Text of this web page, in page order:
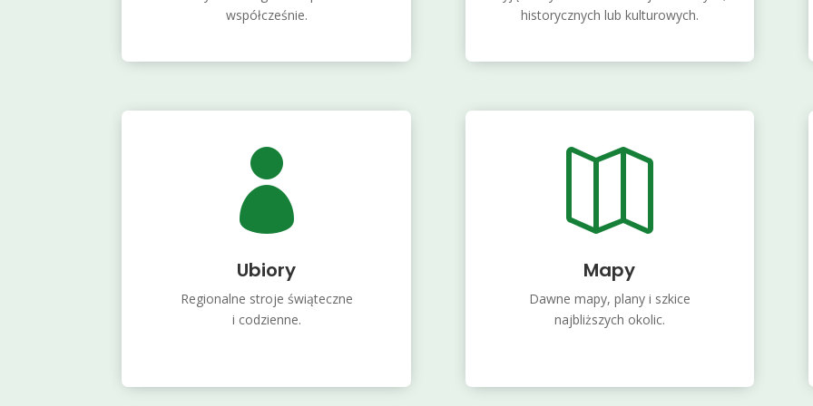
współcześnie.
historycznych lub kulturowych.

Ubiory
Regionalne stroje świąteczne
i codzienne.

Mapy
Dawne mapy, plany i szkice
najbliższych okolic.